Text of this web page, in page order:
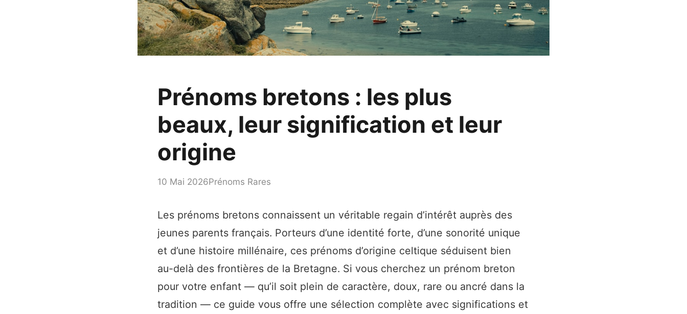
Prénoms bretons : les plus
beaux, leur signification et leur
origine
10 Mai 2026Prénoms Rares
Les prénoms bretons connaissent un véritable regain d’intérêt auprès des
jeunes parents français. Porteurs d’une identité forte, d’une sonorité unique
et d’une histoire millénaire, ces prénoms d’origine celtique séduisent bien
au-delà des frontières de la Bretagne. Si vous cherchez un prénom breton
pour votre enfant — qu’il soit plein de caractère, doux, rare ou ancré dans la
tradition — ce guide vous offre une sélection complète avec significations et